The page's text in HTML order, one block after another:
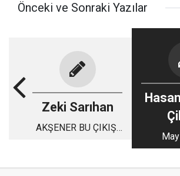
Önceki ve Sonraki Yazılar
Zeki Sarıhan
AKŞENER BU ÇIKIŞI